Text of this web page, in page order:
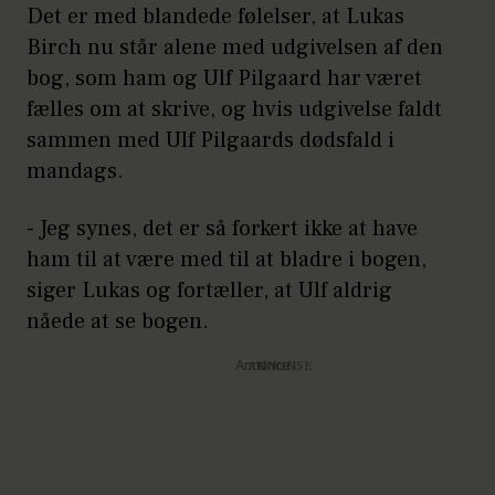
Det er med blandede følelser, at Lukas
Birch nu står alene med udgivelsen af den
bog, som ham og Ulf Pilgaard har været
fælles om at skrive, og hvis udgivelse faldt
sammen med Ulf Pilgaards dødsfald i
mandags.
- Jeg synes, det er så forkert ikke at have
ham til at være med til at bladre i bogen,
siger Lukas og fortæller, at Ulf aldrig
nåede at se bogen.
Annonce